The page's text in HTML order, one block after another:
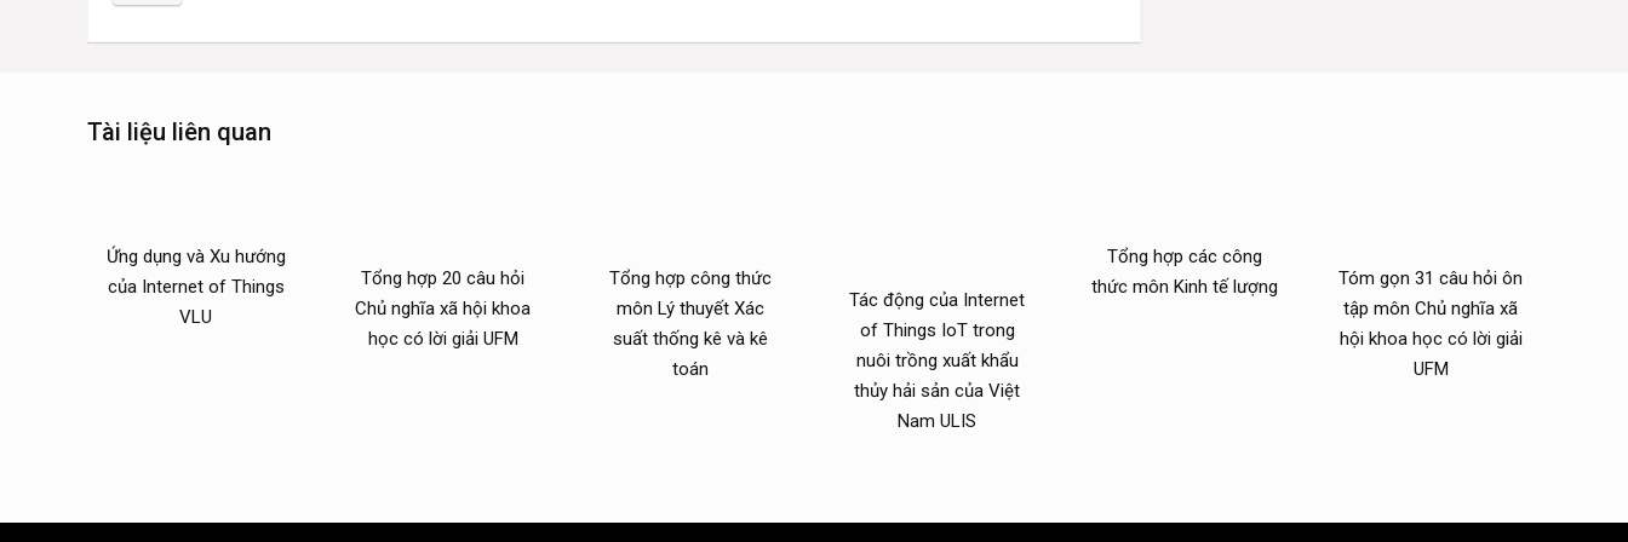
Tài liệu liên quan
Ứng dụng và Xu hướng
của Internet of Things
VLU
Tổng hợp 20 câu hỏi
Chủ nghĩa xã hội khoa
học có lời giải UFM
Tổng hợp công thức
môn Lý thuyết Xác
suất thống kê và kê
toán
Tác động của Internet
of Things IoT trong
nuôi trồng xuất khẩu
thủy hải sản của Việt
Nam ULIS
Tổng hợp các công
thức môn Kinh tế lượng
Tóm gọn 31 câu hỏi ôn
tập môn Chủ nghĩa xã
hội khoa học có lời giải
UFM